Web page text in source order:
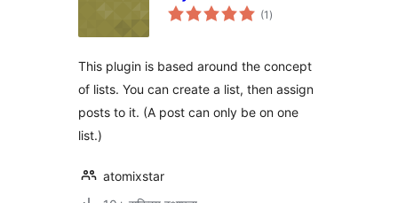
(1 कुल
रेटिङ्गहरू
)
This plugin is based around the concept
of lists. You can create a list, then assign
posts to it. (A post can only be on one
list.)
atomixstar